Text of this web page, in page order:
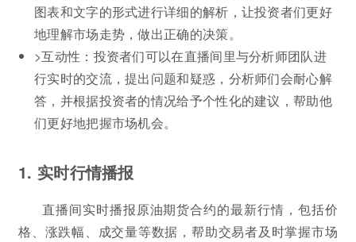
图表和文字的形式进行详细的解析，让投资者们更好
地理解市场走势，做出正确的决策。
>互动性：投资者们可以在直播间里与分析师团队进
行实时的交流，提出问题和疑惑，分析师们会耐心解
答，并根据投资者的情况给予个性化的建议，帮助他
们更好地把握市场机会。
1. 实时行情播报
直播间实时播报原油期货合约的最新行情，包括价
格、涨跌幅、成交量等数据，帮助交易者及时掌握市场